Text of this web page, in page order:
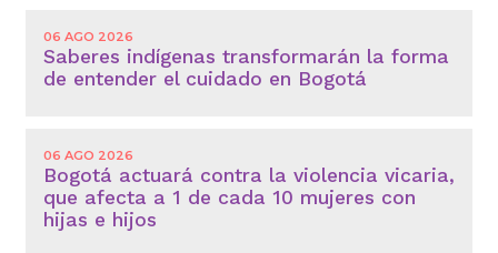
06 AGO 2026
Saberes indígenas transformarán la forma
de entender el cuidado en Bogotá
06 AGO 2026
Bogotá actuará contra la violencia vicaria,
que afecta a 1 de cada 10 mujeres con
hijas e hijos